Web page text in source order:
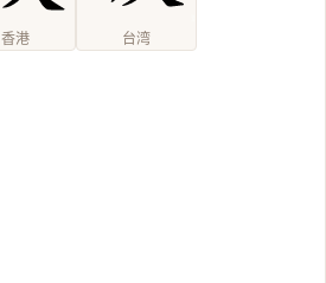
香港 台湾